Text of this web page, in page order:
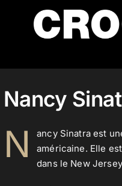
contenu
Accueil
Actualités
Nancy
N
ancy Sinatra est
américaine. Elle
dans le New